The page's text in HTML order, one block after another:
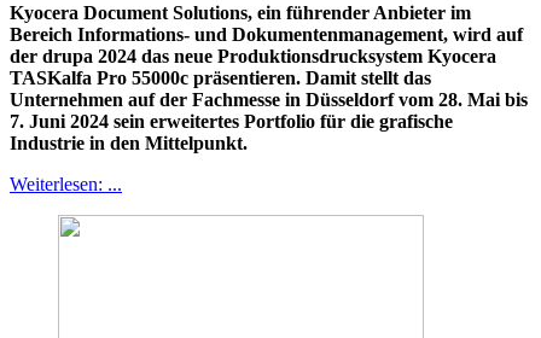
Kyocera Document Solutions, ein führender Anbieter im
Bereich Informations- und Dokumentenmanagement, wird auf
der drupa 2024 das neue Produktionsdrucksystem Kyocera
TASKalfa Pro 55000c präsentieren. Damit stellt das
Unternehmen auf der Fachmesse in Düsseldorf vom 28. Mai bis
7. Juni 2024 sein erweitertes Portfolio für die grafische
Industrie in den Mittelpunkt.
Weiterlesen: ...